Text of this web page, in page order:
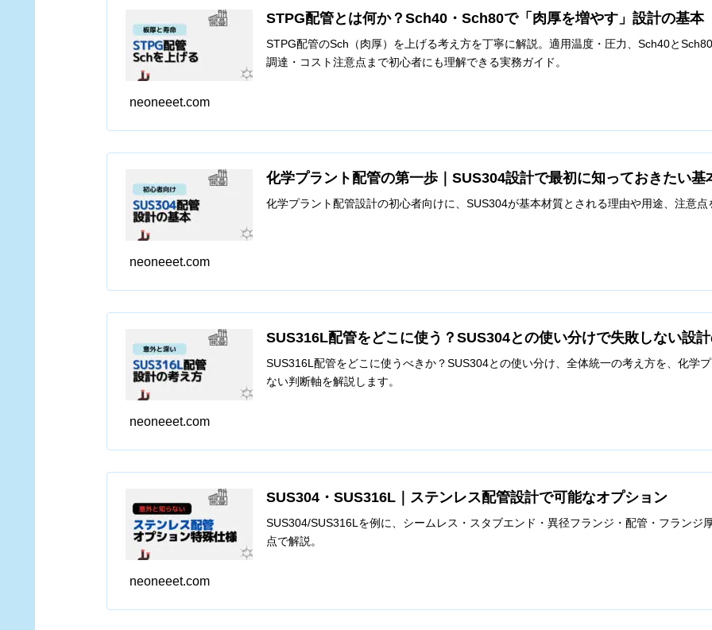
STPG配管とは何か？Sch40・Sch80で「肉厚を増やす」設計の基本
STPG配管のSch（肉厚）を上げる考え方を丁寧に解説。適用温度・圧力、Sch40と
調達・コスト注意点まで初心者にも理解できる実務ガイド。
neoneeet.com
化学プラント配管の第一歩｜SUS304設計で最初に知っておきたい基
化学プラント配管設計の初心者向けに、SUS304が基本材質とされる理由や用途、注意
neoneeet.com
SUS316L配管をどこに使う？SUS304との使い分けで失敗しない設
SUS316L配管をどこに使うべきか？SUS304との使い分け、全体統一の考え方を、化学
ない判断軸を解説します。
neoneeet.com
SUS304・SUS316L｜ステンレス配管設計で可能なオプション
SUS304/SUS316Lを例に、シームレス・スタブエンド・異径フランジ・配管・フランジ
点で解説。
neoneeet.com